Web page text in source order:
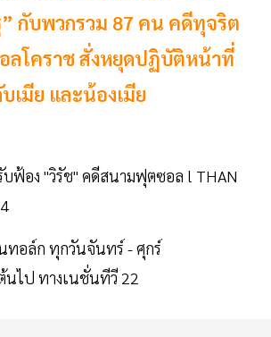
กับพวกรวม 87 คน คดีทุจริต
โคราช สั่งหยุดปฏิบัติหน้าที่
เมีย และน้องเมีย
บฟ้อง "วิรัช" คดีสนามฟุตซอล l THAN
ทอล์ก ทุกวันจันทร์ - ศุกร์
นไป ทางเนชั่นทีวี 22